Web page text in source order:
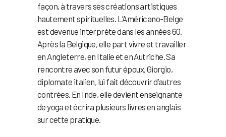
façon, à travers ses créations artistiques
hautement spirituelles. L’Américano-Belge
est devenue interprète dans les années 60.
Après la Belgique, elle part vivre et travailler
en Angleterre, en Italie et en Autriche. Sa
rencontre avec son futur époux, Giorgio,
diplomate italien, lui fait découvrir d’autres
contrées. En Inde, elle devient enseignante
de yoga et écrira plusieurs livres en anglais
sur cette pratique.